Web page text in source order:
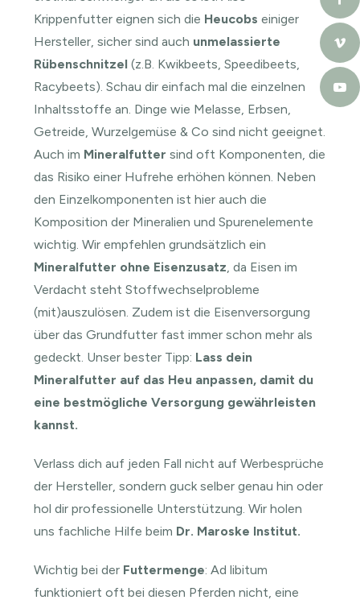
Krippenfutter eignen sich die Heucobseiniger
Hersteller, sicher sind auch unmelassierte
Rübenschnitzel(z.B. Kwikbeets, Speedibeets,
Racybeets). Schau dir einfach mal die einzelnen
Inhaltsstoffe an. Dinge wie Melasse, Erbsen,
Getreide, Wurzelgemüse & Co sind nicht geeignet.
Auch im Mineralfuttersind oft Komponenten, die
das Risiko einer Hufrehe erhöhen können. Neben
den Einzelkomponenten ist hier auch die
Komposition der Mineralien und Spurenelemente
wichtig. Wir empfehlen grundsätzlich ein
Mineralfutter ohne Eisenzusatz , da Eisen im
Verdacht steht Stoffwechselprobleme
(mit)auszulösen. Zudem ist die Eisenversorgung
über das Grundfutter fast immer schon mehr als
gedeckt. Unser bester Tipp: Lass dein
Mineralfutter auf das Heu anpassen, damit du
eine bestmögliche Versorgung gewährleisten
kannst.
Verlass dich auf jeden Fall nicht auf Werbesprüche
der Hersteller, sondern guck selber genau hin oder
hol dir professionelle Unterstützung. Wir holen
uns fachliche Hilfe beim Dr. Maroske Institut.
Wichtig bei der Futtermenge: Ad libitum
funktioniert oft bei diesen Pferden nicht, eine